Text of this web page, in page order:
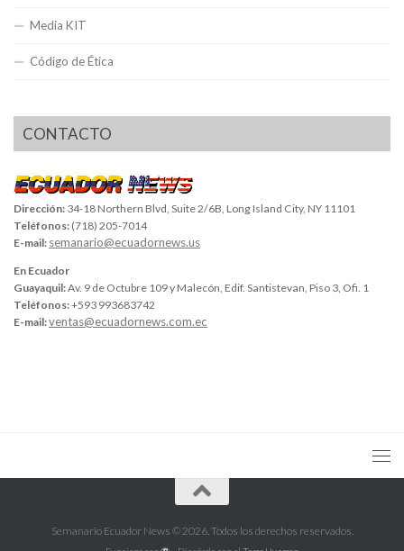
Media KIT
Código de Ética
CONTACTO
Dirección: 34-18 Northern Blvd, Suite 2/6B, Long Island City, NY 11101
Teléfonos: (718) 205-7014
E-mail: semanario@ecuadornews.us
En Ecuador
Guayaquil:Av. 9 de Octubre 109 y Malecón, Edif. Santistevan, Piso 3, Ofi. 1
Teléfonos:+593 993683742
E-mail:ventas@ecuadornews.com.ec
Semanario Ecuador News © 2026. Todos los derechos reservados.